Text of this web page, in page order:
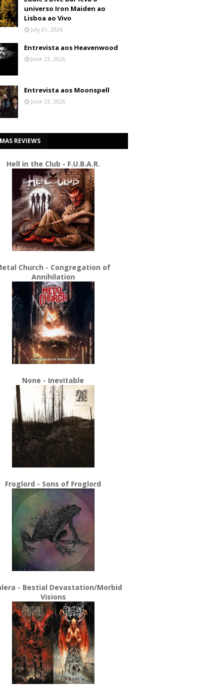
universo Iron Maiden ao
Lisboa ao Vivo
July 01, 2026
Entrevista aos Heavenwood
June 23, 2026
Entrevista aos Moonspell
June 23, 2026
REVIEWS
Hell in the Club - F.U.B.A.R.
Church - Congregation of
Annihilation
None - Inevitable
Froglord - Sons of Froglord
- Bestial Devastation/Morbid
Visions